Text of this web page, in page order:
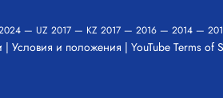
— UZ 2017 — KZ 2017 — 2016 — 2014 —
| Условия и положения | YouTube Terms of